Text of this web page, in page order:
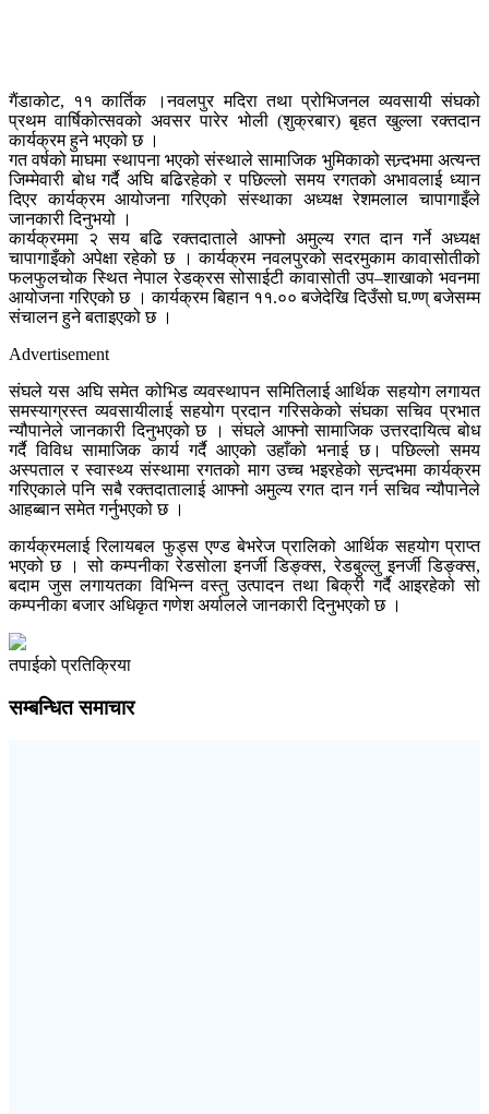
गैंडाकोट, ११ कार्तिक ।नवलपुर मदिरा तथा प्रोभिजनल व्यवसायी संघको
प्रथम वार्षिकोत्सवको अवसर पारेर भोली (शुक्रबार) बृहत खुल्ला रक्तदान
कार्यक्रम हुने भएको छ ।
गत वर्षको माघमा स्थापना भएको संस्थाले सामाजिक भुमिकाको सन्र्दभमा अत्यन्त
जिम्मेवारी बोध गर्दै अघि बढिरहेको र पछिल्लो समय रगतको अभावलाई ध्यान
दिएर कार्यक्रम आयोजना गरिएको संस्थाका अध्यक्ष रेशमलाल चापागाइँले
जानकारी दिनुभयो ।
कार्यक्रममा २ सय बढि रक्तदाताले आफ्नो अमुल्य रगत दान गर्ने अध्यक्ष
चापागाइँको अपेक्षा रहेको छ । कार्यक्रम नवलपुरको सदरमुकाम कावासोतीको
फलफुलचोक स्थित नेपाल रेडक्रस सोसाईटी कावासोती उप–शाखाको भवनमा
आयोजना गरिएको छ । कार्यक्रम बिहान ११.०० बजेदेखि दिउँसो घ.ण्ण् बजेसम्म
संचालन हुने बताइएको छ ।
Advertisement
संघले यस अघि समेत कोभिड व्यवस्थापन समितिलाई आर्थिक सहयोग लगायत
समस्याग्रस्त व्यवसायीलाई सहयोग प्रदान गरिसकेको संघका सचिव प्रभात
न्यौपानेले जानकारी दिनुभएको छ । संघले आफ्नो सामाजिक उत्तरदायित्व बोध
गर्दै विविध सामाजिक कार्य गर्दै आएको उहाँको भनाई छ। पछिल्लो समय
अस्पताल र स्वास्थ्य संस्थामा रगतको माग उच्च भइरहेको सन्र्दभमा कार्यक्रम
गरिएकाले पनि सबै रक्तदातालाई आफ्नो अमुल्य रगत दान गर्न सचिव न्यौपानेले
आहब्बान समेत गर्नुभएको छ ।
कार्यक्रमलाई रिलायबल फुड्स एण्ड बेभरेज प्रालिको आर्थिक सहयोग प्राप्त
भएको छ । सो कम्पनीका रेडसोला इनर्जी डिङ्क्स, रेडबुल्लु इनर्जी डिङ्क्स,
बदाम जुस लगायतका विभिन्न वस्तु उत्पादन तथा बिक्री गर्दै आइरहेको सो
कम्पनीका बजार अधिकृत गणेश अर्यालले जानकारी दिनुभएको छ ।
तपाईको प्रतिक्रिया
सम्बन्धित समाचार